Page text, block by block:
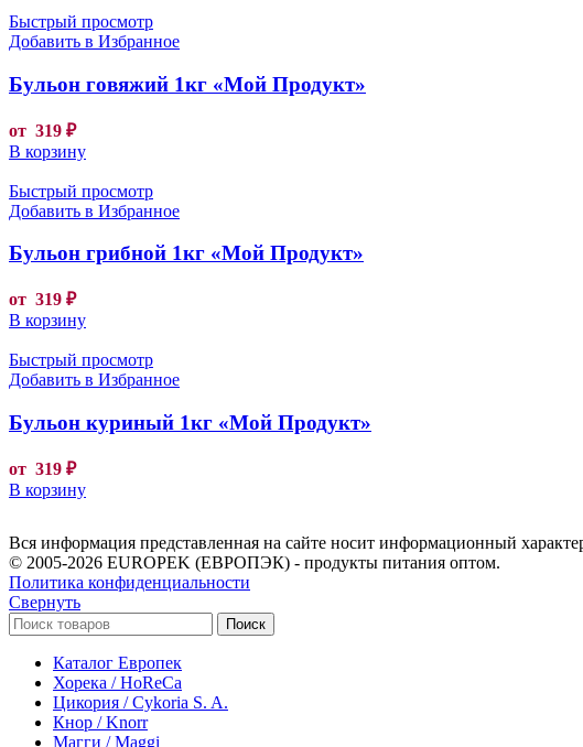
Быстрый просмотр
Добавить в Избранное
Бульон говяжий 1кг «Мой Продукт»
от 319 ₽
В корзину
Быстрый просмотр
Добавить в Избранное
Бульон грибной 1кг «Мой Продукт»
от 319 ₽
В корзину
Быстрый просмотр
Добавить в Избранное
Бульон куриный 1кг «Мой Продукт»
от 319 ₽
В корзину
Вся информация представленная на сайте носит информационный
© 2005-2026 EUROPEK (ЕВРОПЭК) - продукты питания оптом.
Политика конфиденциальности
Свернуть
Поиск
Каталог Европек
Хорека / HoReCa
Цикория / Cykoria S. A.
Кнор / Knorr
Магги / Maggi